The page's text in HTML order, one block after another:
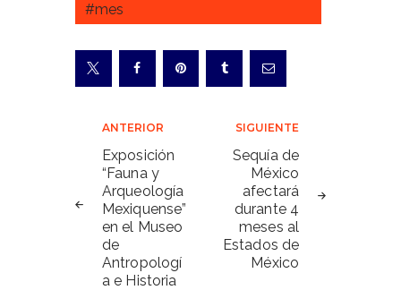
#mes
Navegación
de
entradas
ANTERIOR
Exposición
“Fauna y
Arqueología
Mexiquense”
en el Museo
de
Antropologí
a e Historia
SIGUIENTE
Sequía de
México
afectará
durante 4
meses al
Estados de
México